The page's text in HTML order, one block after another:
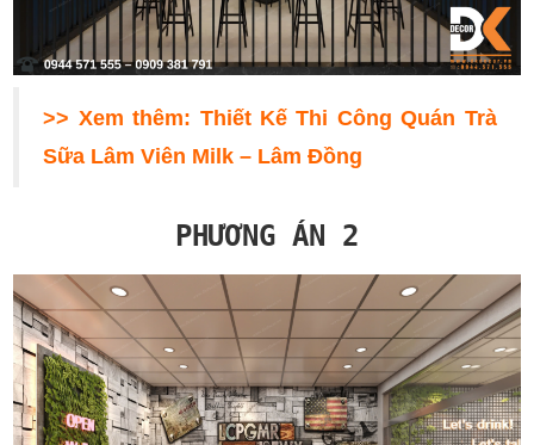
>> Xem thêm: Thiết Kế Thi Công Quán Trà
Sữa Lâm Viên Milk – Lâm Đồng
PHƯƠNG ÁN 2